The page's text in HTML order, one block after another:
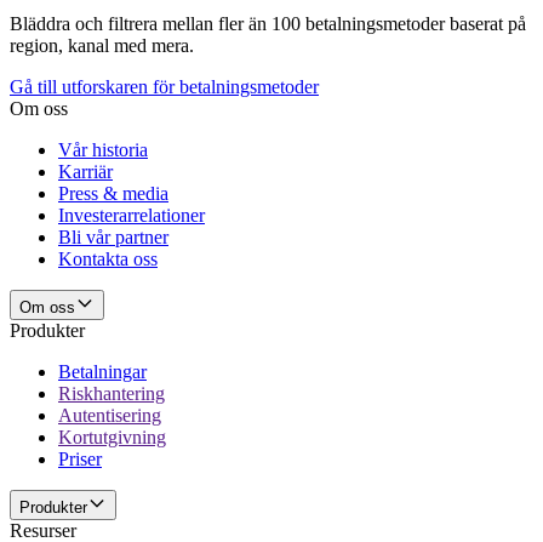
Bläddra och filtrera mellan fler än 100 betalningsmetoder baserat på
region, kanal med mera.
Gå till utforskaren för betalningsmetoder
Om oss
Vår historia
Karriär
Press & media
Investerarrelationer
Bli vår partner
Kontakta oss
Om oss
Produkter
Betalningar
Riskhantering
Autentisering
Kortutgivning
Priser
Produkter
Resurser